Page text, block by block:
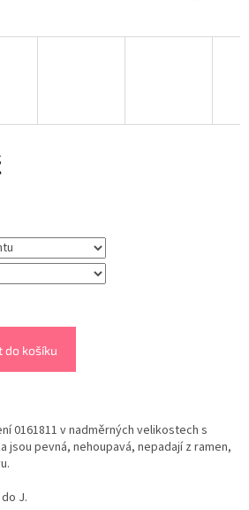
do košíku
0161811 v nadměrných velikostech s
jsou pevná, nehoupavá, nepadají z ramen,
J.